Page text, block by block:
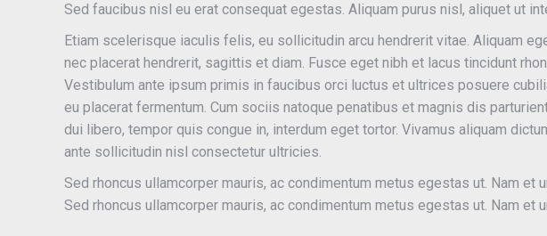
Sed faucibus nisl eu erat consequat egestas. Aliquam purus nisl, aliquet ut
Etiam scelerisque iaculis felis, eu sollicitudin arcu hendrerit vitae. Aliquam
nec placerat hendrerit, sagittis et diam. Fusce eget nibh et lacus tincidunt
Vestibulum ante ipsum primis in faucibus orci luctus et ultrices posuere
eu placerat fermentum. Cum sociis natoque penatibus et magnis dis
dui libero, tempor quis congue in, interdum eget tortor. Vivamus aliquam
ante sollicitudin nisl consectetur ultricies.
Sed rhoncus ullamcorper mauris, ac condimentum metus egestas ut. Nam et
Sed rhoncus ullamcorper mauris, ac condimentum metus egestas ut. Nam et